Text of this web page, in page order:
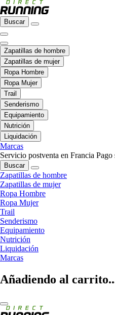
Buscar
Zapatillas de hombre
Zapatillas de mujer
Ropa Hombre
Ropa Mujer
Trail
Senderismo
Equipamiento
Nutrición
Liquidación
Marcas
Servicio postventa en Francia Pago
Buscar
Zapatillas de hombre
Zapatillas de mujer
Ropa Hombre
Ropa Mujer
Trail
Senderismo
Equipamiento
Nutrición
Liquidación
Marcas
Añadiendo al